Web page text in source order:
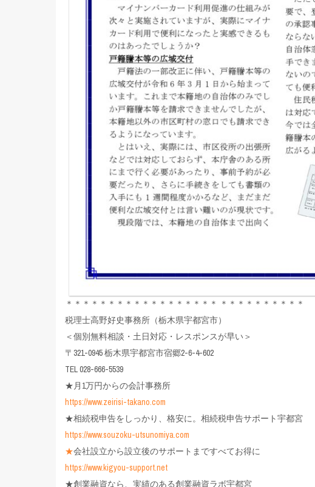
＊＊＊＊＊＊＊＊＊＊＊＊＊＊＊＊＊＊ ＊＊＊＊＊＊＊＊＊＊
税理士高野好史事務所（栃木県宇都宮市）
＜個別無料相談・土日対応・レスポンスが早い＞
〒321-0945 栃木県宇都宮市宿郷2-6-4-602
TEL 028-666-5539
★月1万円からの会計事務所
https://www.zeirisi-takano.com
★相続税申告をしっかり、格安に。相続税申告サポート宇都宮
https://www.souzoku-utsunomiya.com
★会社設立から設立後のサポートまですべてお得に
https://www.kigyou-support.net
★創業融資なら、実績のある創業融資ラボ宇都宮